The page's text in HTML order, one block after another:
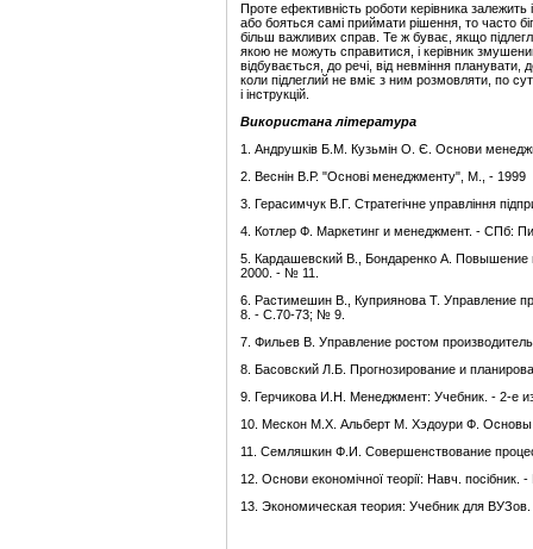
Проте ефективність роботи керівника
або бояться самі приймати рішення, то часто
більш важливих справ. Те ж буває, якщо
якою не можуть справитися, і керівник
відбувається, до речі, від невміння планувати,
коли підлеглий не вміє з ним розмовляти, по
і інструкцій.
Використана література
1. Андрушків Б.М. Кузьмін О. Є. Основи
2. Веснін В.Р. "Основі менеджменту", М., - 1999
3. Герасимчук В.Г. Стратегічне управління
4. Котлер Ф. Маркетинг и менеджмент. - СПб:
5. Кардашевский В., Бондаренко А. Повышение
2000. - № 11.
6. Растимешин В., Куприянова Т. Управление
8. - С.70-73; № 9.
7. Фильев В. Управление ростом
8. Басовский Л.Б. Прогнозирование и
9. Герчикова И.Н. Менеджмент: Учебник. - 2-е
10. Мескон М.Х. Альберт М. Хэдоури Ф.
11. Семляшкин Ф.И. Совершенствование
12. Основи економічної теорії: Навч. посібник.
13. Экономическая теория: Учебник для